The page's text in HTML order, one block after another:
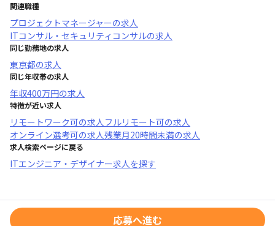
関連職種
プロジェクトマネージャーの求人
ITコンサル・セキュリティコンサルの求人
同じ勤務地の求人
東京都の求人
同じ年収帯の求人
年収400万円の求人
特徴が近い求人
リモートワーク可の求人フルリモート可の求人
オンライン選考可の求人残業月20時間未満の求人
求人検索ページに戻る
ITエンジニア・デザイナー求人を探す
応募へ進む